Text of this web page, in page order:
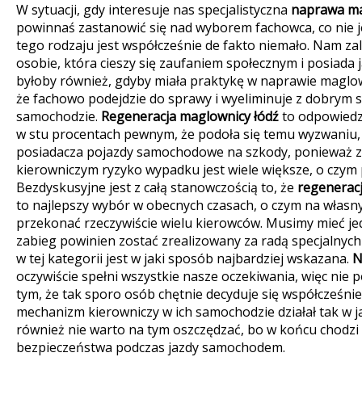
W sytuacji, gdy interesuje nas specjalistyczna naprawa
powinnaś zastanowić się nad wyborem fachowca, co nie
tego rodzaju jest współcześnie de fakto niemało. Nam
osobie, która cieszy się zaufaniem społecznym i
byłoby również, gdyby miała praktykę w naprawie
że fachowo podejdzie do sprawy i wyeliminuje z dobrym
samochodzie. Regeneracja maglownicy łódźto
w stu procentach pewnym, że podoła się temu
posiadacza pojazdy samochodowe na szkody, ponieważ
kierowniczym ryzyko wypadku jest wiele większe, o
Bezdyskusyjne jest z całą stanowczością to, że
to najlepszy wybór w obecnych czasach, o czym na
przekonać rzeczywiście wielu kierowców. Musimy mieć
zabieg powinien zostać zrealizowany za radą
w tej kategorii jest w jaki sposób najbardziej wskazana.
oczywiście spełni wszystkie nasze oczekiwania, więc nie
tym, że tak sporo osób chętnie decyduje się
mechanizm kierowniczy w ich samochodzie działał tak
również nie warto na tym oszczędzać, bo w końcu
bezpieczeństwa podczas jazdy samochodem.